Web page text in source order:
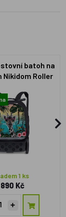
batoh na
Nikidom Roller
1 ks
Kč